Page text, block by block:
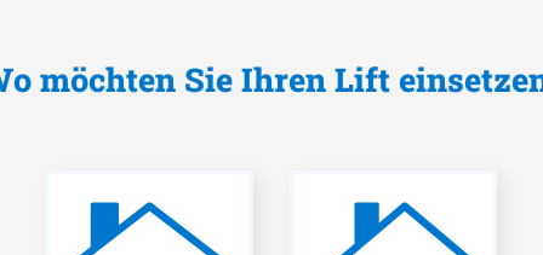
möchten Sie Ihren Lift